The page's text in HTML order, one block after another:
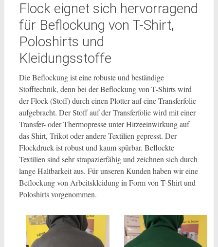
Flock eignet sich hervorragend
für Beflockung von T-Shirt,
Poloshirts und
Kleidungsstoffe
Die Beflockung ist eine robuste und beständige
Stofftechnik, denn bei der Beflockung von T-Shirts wird
der Flock (Stoff) durch einen Plotter auf eine Transferfolie
aufgebracht. Der Stoff auf der Transferfolie wird mit einer
Transfer- oder Thermopresse unter Hitzeeinwirkung auf
das Shirt, Trikot oder andere Textilien gepresst. Der
Flockdruck ist robust und kaum spürbar. Beflockte
Textilien sind sehr strapazierfähig und zeichnen sich durch
lange Haltbarkeit aus. Für unseren Kunden haben wir eine
Beflockung von Arbeitskleidung in Form von T-Shirt und
Poloshirts vorgenommen.